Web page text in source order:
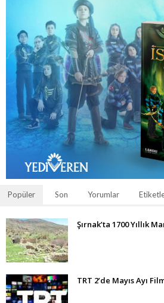
Popüler Son Yorumlar
Şırnak’ta 1700 Yıllık
TRT 2’de Mayıs Ayı